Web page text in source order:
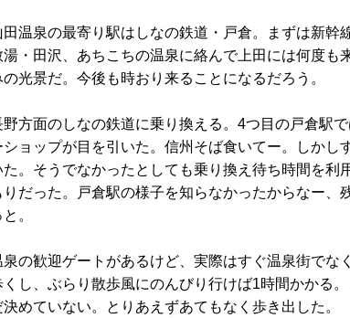
田温泉の最寄り駅はしなの鉄道・戸倉。まずは新幹
・田沢、あちこちの温泉に絡んで上田には何度も
光景だ。今後も時おり来ることになるだろう。
野方面のしなの鉄道に乗り換える。4つ目の戸倉駅
ショップが目を引いた。信州そば食いてー。しかし
た。そうでなかったとしても乗り換え待ち時間を利
だった。戸倉駅の様子を知らなかったからなー、
。
泉の歓迎ゲートがあるけど、実際はすぐ温泉街でな
し、ぶらり散歩風にのんびり行けば1時間かかる
めていない。とりあえずあてもなく歩き出した。